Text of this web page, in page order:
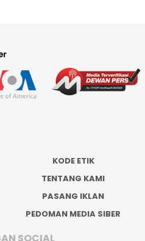
KODE ETIK
TENTANG KAMI
PASANG IKLAN
PEDOMAN MEDIA SIBER
SOCIAL